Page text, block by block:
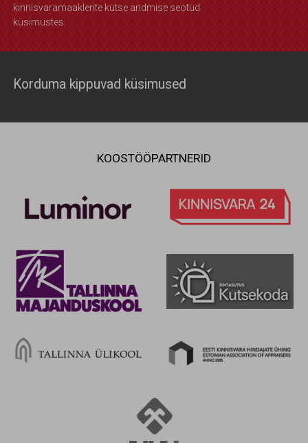
kinnisvaramaaklerite kutse andmise seotud
küsimustes.
Korduma kippuvad küsimused
KOOSTÖÖPARTNERID